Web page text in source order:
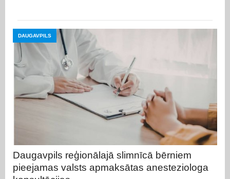
DAUGAVPILS
Daugavpils reģionālajā slimnīcā bērniem
pieejamas valsts apmaksātas anesteziologa